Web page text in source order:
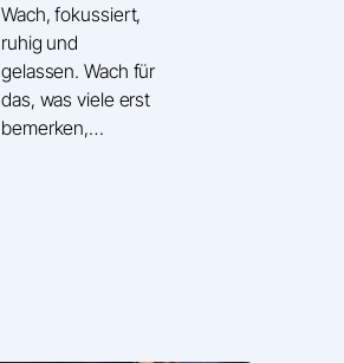
Wach, fokussiert,
ruhig und
gelassen. Wach für
das, was viele erst
bemerken,…